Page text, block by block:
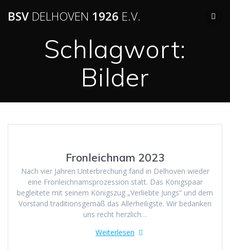
BSV DELHOVEN 1926 E.V.
Schlagwort:
Bilder
Fronleichnam 2023
Nach vier Jahren Unterbrechung fand in Delhoven wieder
eine Fronleichnamsprozession statt. Das Königspaar
begleitete mit seinem Königszug „Verliebte Jungs“ und dem
Vorstand traditionsgemäß das Allerheiligste. Wir bedanken
uns recht herzlich…
Weiterlesen